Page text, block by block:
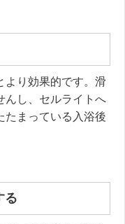
より効果的です。滑
んし、セルライトへ
たまっている入浴後
る